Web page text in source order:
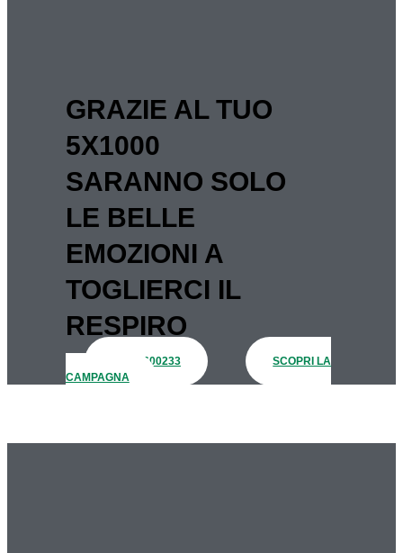
GRAZIE AL TUO
5X1000
SARANNO SOLO
LE BELLE
EMOZIONI A
TOGLIERCI IL
RESPIRO
93100600233
SCOPRI LA
CAMPAGNA